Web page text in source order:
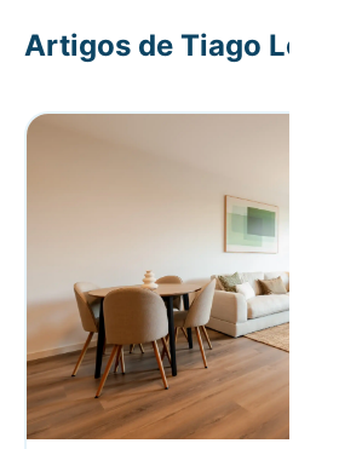
Artigos de Tiago Lopes